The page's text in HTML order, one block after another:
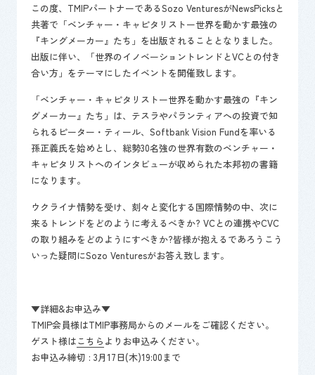
この度、TMIPパートナーであるSozo VenturesがNewsPicksと
共著で「ベンチャー・キャピタリストー世界を動かす最強の
『キングメーカー』たち」を出版されることとなりました。
出版に伴い、「世界のイノベーショントレンドとVCとの付き
合い方」をテーマにしたイベントを開催致します。
「ベンチャー・キャピタリストー世界を動かす最強の『キン
グメーカー』たち」は、テスラやパランティアへの投資で知
られるピーター・ティール、Softbank Vision Fundを率いる
孫正義氏を始めとし、総勢30名強の世界有数のベンチャー・
キャピタリストへのインタビューが収められた本邦初の書籍
になります。
ウクライナ情勢を受け、刻々と変化する国際情勢の中、次に
来るトレンドをどのように考えるべきか? VCとの連携やCVC
の取り組みをどのようにすべきか?皆様が抱えるであろうこう
いった疑問にSozo Venturesがお答え致します。
▼詳細&お申込み▼
TMIP会員様はTMIP事務局からのメールをご確認ください。
ゲスト様はこちら よりお申込みください。
お申込み締切 : 3月17日(木)19:00まで